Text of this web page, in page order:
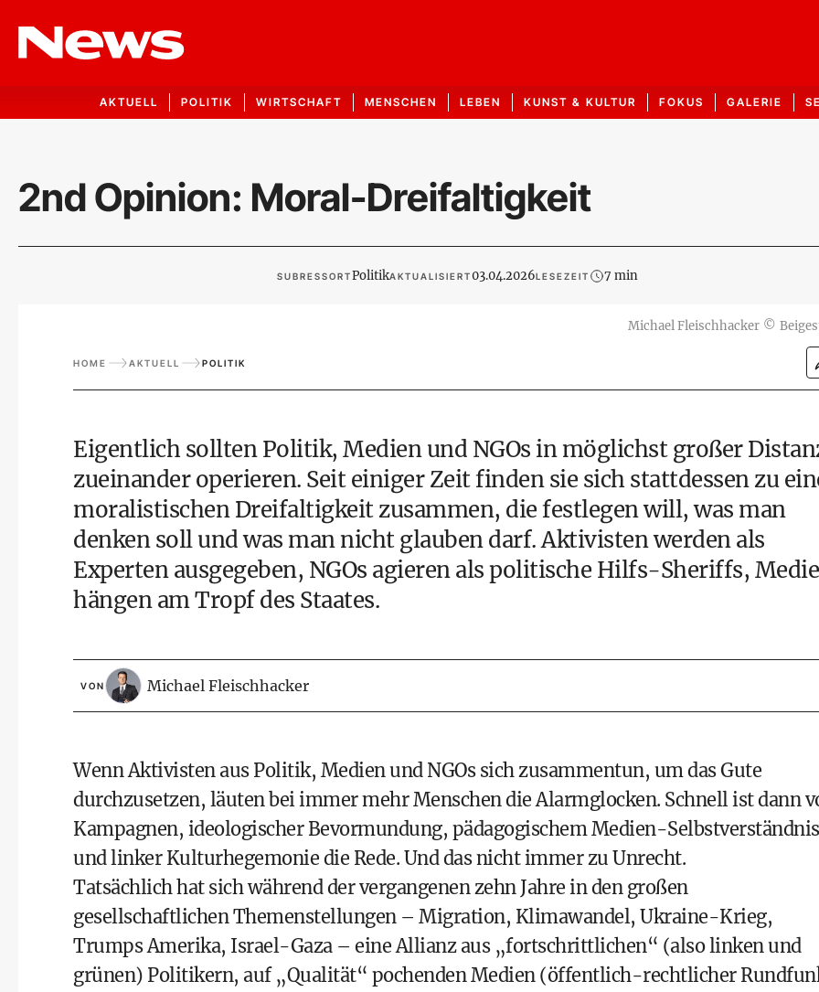
AKTUELL POLITIK WIRTSCHAFT MENSCHEN LEBEN KUNST & KULTUR FOKUS GALERIE
2nd Opinion: Moral-Dreifaltigkeit
SUBRESSORTPolitikAKTUALISIERT03.04.2026LESEZEIT 7 min
Michael Fleischhacker ©
HOME AKTUELL POLITIK
Eigentlich sollten Politik, Medien und NGOs in möglichst großer
zueinander operieren. Seit einiger Zeit finden sie sich stattdessen zu
moralistischen Dreifaltigkeit zusammen, die festlegen will, was man
denken soll und was man nicht glauben darf. Aktivisten werden als
Experten ausgegeben, NGOs agieren als politische Hilfs-Sheriffs,
hängen am Tropf des Staates.
VON Michael Fleischhacker
Wenn Aktivisten aus Politik, Medien und NGOs sich zusammentun, um das Gute
durchzusetzen, läuten bei immer mehr Menschen die Alarmglocken. Schnell ist dann
Kampagnen, ideologischer Bevormundung, pädagogischem Medien-Selbstverständnis
und linker Kulturhegemonie die Rede. Und das nicht immer zu Unrecht.
Tatsächlich hat sich während der vergangenen zehn Jahre in den großen
gesellschaftlichen Themenstellungen – Migration, Klimawandel, Ukraine-Krieg,
Trumps ­Amerika, Israel-Gaza – eine Allianz aus „fortschrittlichen“ (also linken und
grünen) Politikern, auf „Qualität“ pochenden Medien (öffentlich-rechtlicher